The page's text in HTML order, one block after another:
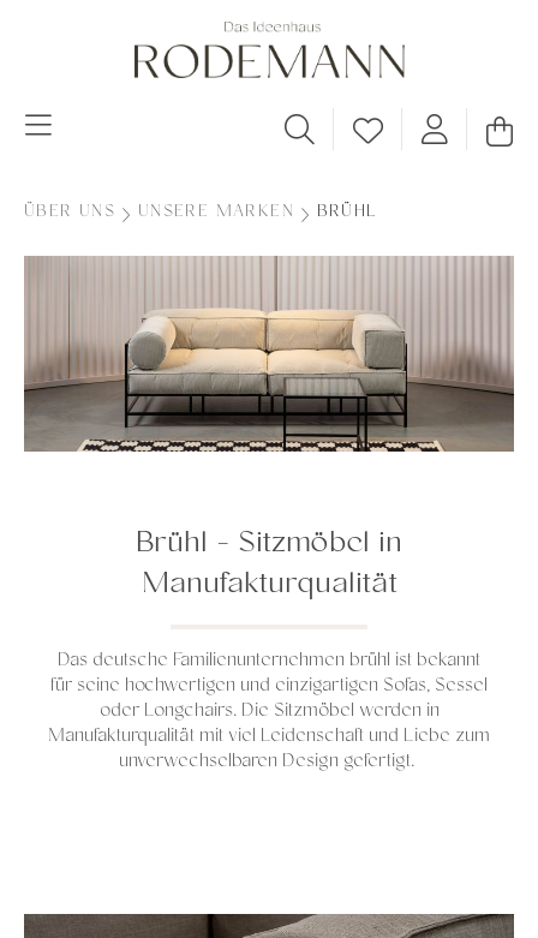
ÜBER UNS UNSERE MARKEN BRÜHL
Brühl - Sitzmöbel in
Manufakturqualität
Das deutsche Familienunternehmen brühl ist bekannt
für seine hochwertigen und einzigartigen Sofas, Sessel
oder Longchairs. Die Sitzmöbel werden in
Manufakturqualität mit viel Leidenschaft und Liebe zum
unverwechselbaren Design gefertigt.